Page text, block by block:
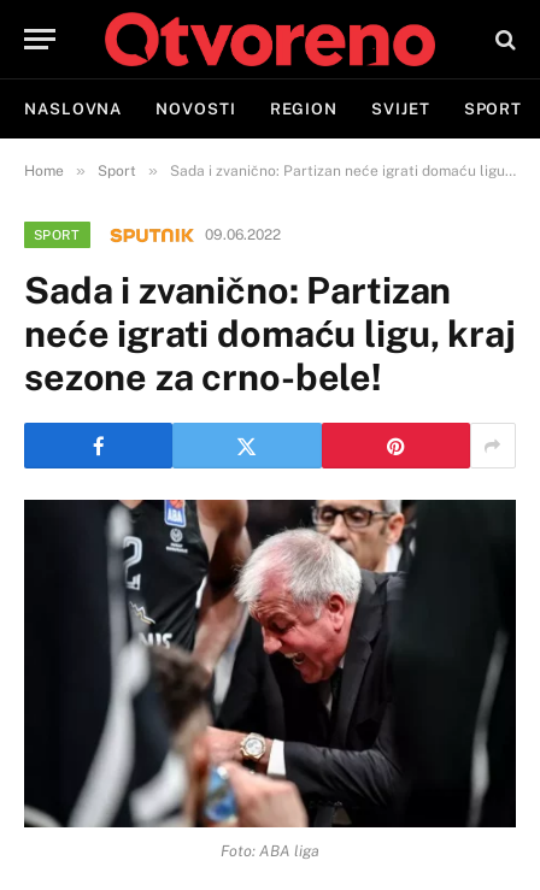
NASLOVNA NOVOSTI REGION SVIJET SPORT
Home » Sport » Sada i zvanično: Partizan neće igrati domaću ligu, kraj sezone za crno-bele!
SPORT 09.06.2022
Sada i zvanično: Partizan
neće igrati domaću ligu, kraj
sezone za crno-bele!
Foto: ABA liga